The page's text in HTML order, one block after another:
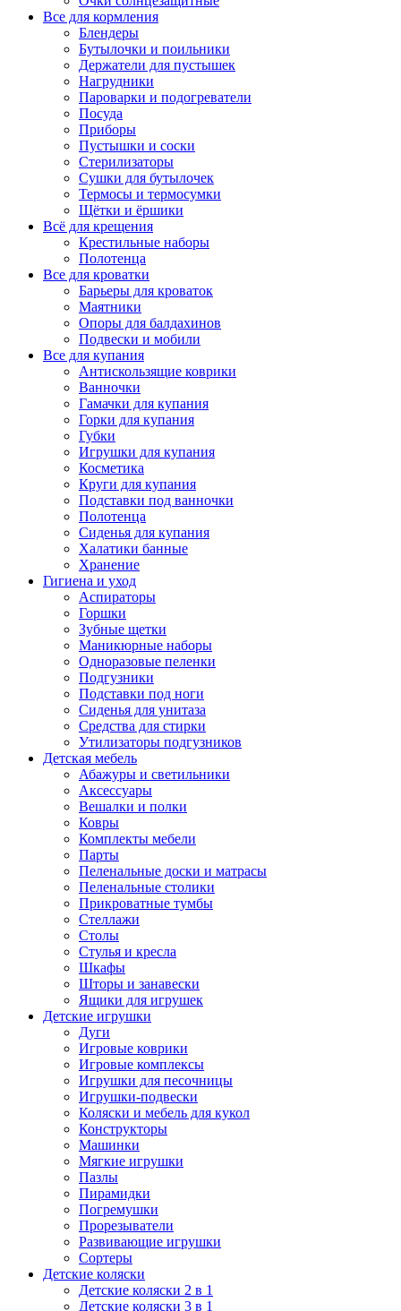
Все для кормления
Блендеры
Бутылочки и поильники
Держатели для пустышек
Нагрудники
Пароварки и подогреватели
Посуда
Приборы
Пустышки и соски
Стерилизаторы
Сушки для бутылочек
Термосы и термосумки
Щётки и ёршики
Всё для крещения
Крестильные наборы
Полотенца
Все для кроватки
Барьеры для кроваток
Маятники
Опоры для балдахинов
Подвески и мобили
Все для купания
Антискользящие коврики
Ванночки
Гамачки для купания
Горки для купания
Губки
Игрушки для купания
Косметика
Круги для купания
Подставки под ванночки
Полотенца
Сиденья для купания
Халатики банные
Хранение
Гигиена и уход
Аспираторы
Горшки
Зубные щетки
Маникюрные наборы
Одноразовые пеленки
Подгузники
Подставки под ноги
Сиденья для унитаза
Средства для стирки
Утилизаторы подгузников
Детская мебель
Абажуры и светильники
Аксессуары
Вешалки и полки
Ковры
Комплекты мебели
Парты
Пеленальные доски и матрасы
Пеленальные столики
Прикроватные тумбы
Стеллажи
Столы
Стулья и кресла
Шкафы
Шторы и занавески
Ящики для игрушек
Детские игрушки
Дуги
Игровые коврики
Игровые комплексы
Игрушки для песочницы
Игрушки-подвески
Коляски и мебель для кукол
Конструкторы
Машинки
Мягкие игрушки
Пазлы
Пирамидки
Погремушки
Прорезыватели
Развивающие игрушки
Сортеры
Детские коляски
Детские коляски 2 в 1
Детские коляски 3 в 1